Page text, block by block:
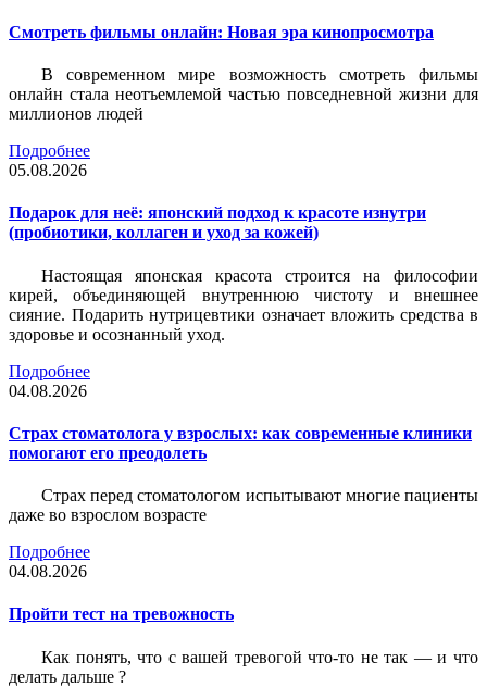
Смотреть фильмы онлайн: Новая эра кинопросмотра
В современном мире возможность смотреть фильмы
онлайн стала неотъемлемой частью повседневной жизни для
миллионов людей
Подробнее
05.08.2026
Подарок для неё: японский подход к красоте изнутри
(пробиотики, коллаген и уход за кожей)
Настоящая японская красота строится на философии
кирей, объединяющей внутреннюю чистоту и внешнее
сияние. Подарить нутрицевтики означает вложить средства в
здоровье и осознанный уход.
Подробнее
04.08.2026
Страх стоматолога у взрослых: как современные клиники
помогают его преодолеть
Страх перед стоматологом испытывают многие пациенты
даже во взрослом возрасте
Подробнее
04.08.2026
Пройти тест на тревожность
Как понять, что с вашей тревогой что-то не так — и что
делать дальше ?